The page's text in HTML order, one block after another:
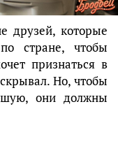
друзей, которые
стране, чтобы
признаться в
Но, чтобы
они должны